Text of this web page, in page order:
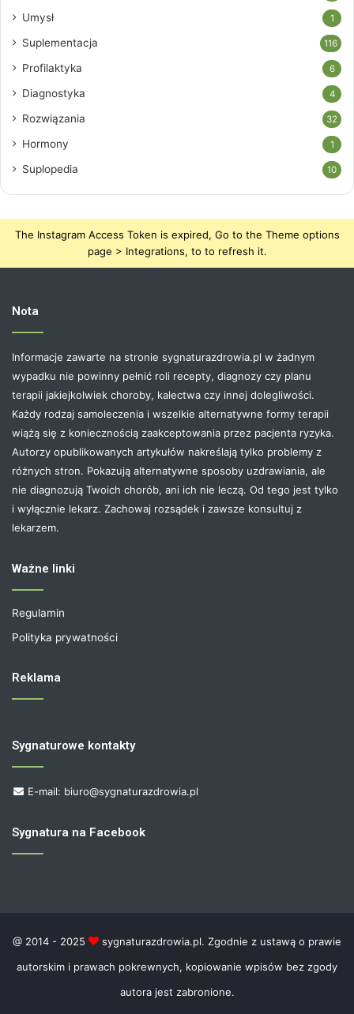
Umysł 1
Suplementacja 116
Profilaktyka 6
Diagnostyka 4
Rozwiązania 32
Hormony 1
Suplopedia 10
The Instagram Access Token is expired, Go to the Theme options
page > Integrations, to to refresh it.
Nota
Informacje zawarte na stronie sygnaturazdrowia.pl w żadnym
wypadku nie powinny pełnić roli recepty, diagnozy czy planu
terapii jakiejkolwiek choroby, kalectwa czy innej dolegliwości.
Każdy rodzaj samoleczenia i wszelkie alternatywne formy terapii
wiążą się z koniecznością zaakceptowania przez pacjenta ryzyka.
Autorzy opublikowanych artykułów nakreślają tylko problemy z
różnych stron. Pokazują alternatywne sposoby uzdrawiania, ale
nie diagnozują Twoich chorób, ani ich nie leczą. Od tego jest tylko
i wyłącznie lekarz. Zachowaj rozsądek i zawsze konsultuj z
lekarzem.
Ważne linki
Regulamin
Polityka prywatności
Reklama
Sygnaturowe kontakty
E-mail: biuro@sygnaturazdrowia.pl
Sygnatura na Facebook
@ 2014 - 2025
sygnaturazdrowia.pl. Zgodnie z ustawą o prawie
autorskim i prawach pokrewnych, kopiowanie wpisów bez zgody
autora jest zabronione.